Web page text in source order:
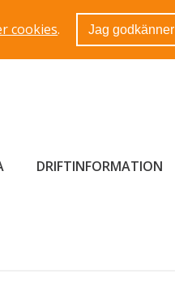
cookies. Jag godkänner
DRIFTINFORMATION